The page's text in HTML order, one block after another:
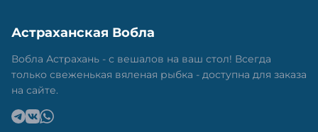
Астраханская Вобла
Вобла Астрахань - с вешалов на ваш стол! Всегда
только свеженькая вяленая рыбка - доступна для заказа
на сайте.